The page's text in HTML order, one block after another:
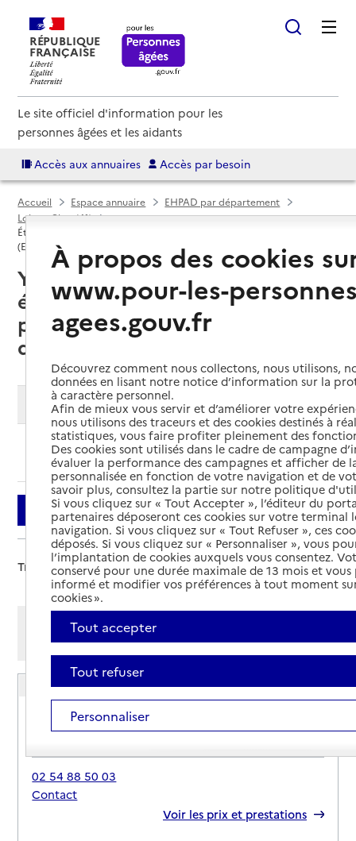
RÉPUBLIQUE
FRANÇAISE
Le site officiel d'information pour les
personnes âgées et les aidants
Accès aux annuaires Accès par besoin
Accueil Espace annuaire
EHPAD par département
Loir-et-Cher (41)
Établissement d'hébergement pour personnes âgées dépendantes
(EHPAD)
Yvoy-le-Marron (41600) : liste des
établissements d'hébergement
pour personnes âgées
dépendantes (EHPAD)
Modifier ma recherche
Ajouter cette recherche aux favoris
Filtrer
Trier par :
Afficher les résultats par:
Mode liste
Mode carte
EHPAD Résidence du Bourg
Adresse
Place de l'église
41600-Yvoy-le-Marron
02 54 88 50 03
Contact
Voir les prix et prestations
À propos des cookies
www.pour-les-
agees.gouv.fr
Découvrez comment nous collectons, nous utilisons,
données en lisant notre notice d’information sur la
à caractère personnel.
Afin de mieux vous servir et d’améliorer votre
nous utilisons des traceurs et des cookies destinés à
statistiques, vous faire profiter pleinement des
Des cookies sont utilisés dans le cadre de campagne
évaluer la performance des campagnes et afficher de
personnalisée en fonction de votre navigation et de
savoir plus, consultez la partie sur notre politique
Si vous cliquez sur « Tout Accepter », l’éditeur du
partenaires déposeront ces cookies sur votre terminal
navigation. Si vous cliquez sur « Tout Refuser », ces
déposés. Si vous cliquez sur « Personnaliser », vous
l’implantation de cookies auxquels vous consentez.
conservé pour une durée maximale de 13 mois et
informé et modifier vos préférences à tout moment
cookies ».
Tout accepter
Tout refuser
Personnaliser